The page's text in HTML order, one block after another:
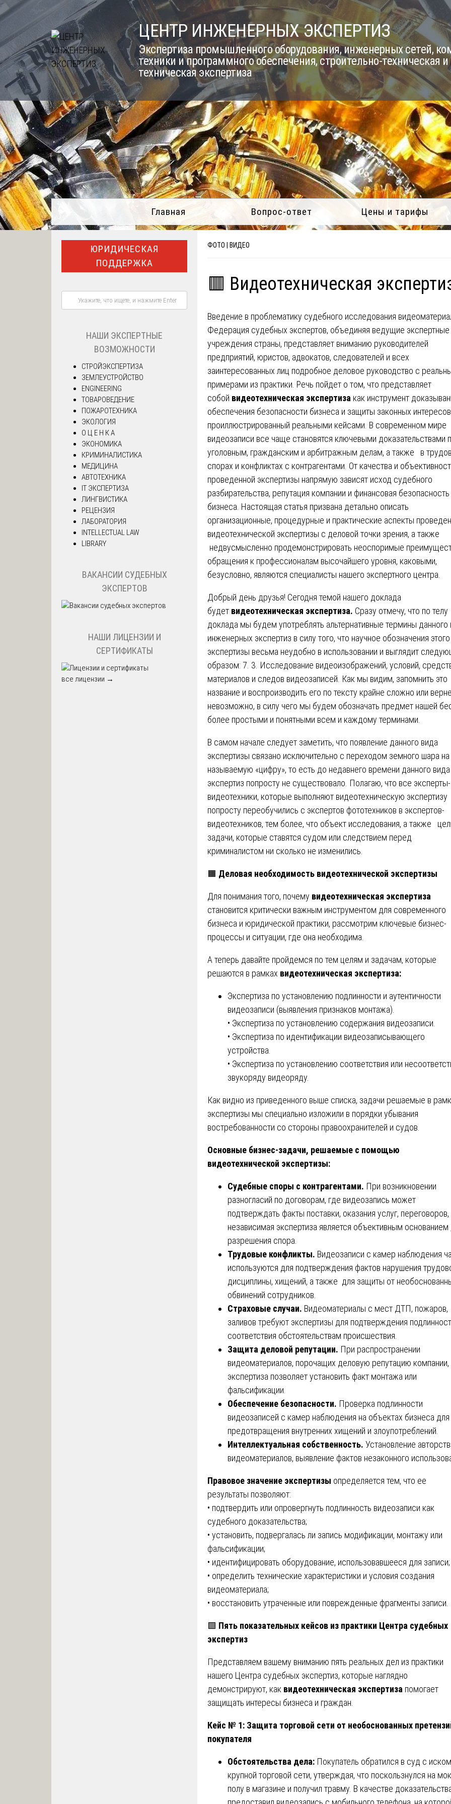
Skip
to
content
ЦЕНТР ИНЖЕНЕРНЫХ ЭКСПЕРТИЗ
Экспертиза промышленного оборудования, инженерных сетей,
техники и программного обеспечения, строительно-техническая
техническая экспертиза
Главная Вопрос-ответ Цены и тарифы
ФОТО | ВИДЕО
🟥 Видеотехническая
Введение в проблематику судебного исследования
Федерация судебных экспертов, объединяя ведущие экспертные
учреждения страны, представляет вниманию руководителей
предприятий, юристов, адвокатов, следователей и всех
заинтересованных лиц подробное деловое руководство с
примерами из практики. Речь пойдет о том, что представляет
собой видеотехническая экспертиза как инструмент
обеспечения безопасности бизнеса и защиты законных
проиллюстрированный реальными кейсами. В современном мире
видеозаписи все чаще становятся ключевыми доказательствами
уголовным, гражданским и арбитражным делам, а также в
спорах и конфликтах с контрагентами. От качества и
проведенной экспертизы напрямую зависят исход судебного
разбирательства, репутация компании и финансовая безопасность
бизнеса. Настоящая статья призвана детально описать
организационные, процедурные и практические аспекты
видеотехнической экспертизы с деловой точки зрения, а также
недвусмысленно продемонстрировать неоспоримые
обращения к профессионалам высочайшего уровня, каковыми,
безусловно, являются специалисты нашего экспертного центра.
Добрый день друзья! Сегодня темой нашего доклада
будет видеотехническая экспертиза. Сразу отмечу, что по телу
доклада мы будем употреблять альтернативные термины данного
инженерных экспертиз в силу того, что научное обозначения
экспертизы весьма неудобно в использовании и выглядит
образом: 7. 3. Исследование видеоизображений, условий,
материалов и следов видеозаписей. Как мы видим, запомнить это
название и воспроизводить его по тексту крайне сложно или
невозможно, в силу чего мы будем обозначать предмет нашей
более простыми и понятными всем и каждому терминами.
В самом начале следует заметить, что появление данного вида
экспертизы связано исключительно с переходом земного шара на
называемую «цифру», то есть до недавнего времени данного вида
экспертиз попросту не существовало. Полагаю, что все эксперты-
видеотехники, которые выполняют видеотехническую экспертизу
попросту переобучились с экспертов фототехников в экспертов-
видеотехников, тем более, что объект исследования, а также
задачи, которые ставятся судом или следствием перед
криминалистом ни сколько не изменились.
🟧 Деловая необходимость видеотехнической экспертизы
Для понимания того, почему видеотехническая экспертиза
становится критически важным инструментом для современного
бизнеса и юридической практики, рассмотрим ключевые бизнес-
процессы и ситуации, где она необходима.
А теперь давайте пройдемся по тем целям и задачам, которые
решаются в рамках видеотехническая экспертиза:
Экспертиза по установлению подлинности и аутентичности
видеозаписи (выявления признаков монтажа).
• Экспертиза по установлению содержания видеозаписи.
• Экспертиза по идентификации видеозаписывающего
устройства.
• Экспертиза по установлению соответствия или
звукоряду видеоряду.
Как видно из приведенного выше списка, задачи решаемые в
экспертизы мы специально изложили в порядки убывания
востребованности со стороны правоохранителей и судов.
Основные бизнес-задачи, решаемые с помощью
видеотехнической экспертизы:
Судебные споры с контрагентами. При возникновении
разногласий по договорам, где видеозапись может
подтверждать факты поставки, оказания услуг, переговоров,
независимая экспертиза является объективным основанием
разрешения спора.
Трудовые конфликты. Видеозаписи с камер наблюдения
используются для подтверждения фактов нарушения
дисциплины, хищений, а также для защиты от
обвинений сотрудников.
Страховые случаи. Видеоматериалы с мест ДТП, пожаров,
заливов требуют экспертизы для подтверждения
соответствия обстоятельствам происшествия.
Защита деловой репутации. При распространении
видеоматериалов, порочащих деловую репутацию компании,
экспертиза позволяет установить факт монтажа или
фальсификации.
Обеспечение безопасности. Проверка подлинности
видеозаписей с камер наблюдения на объектах бизнеса для
предотвращения внутренних хищений и злоупотреблений.
Интеллектуальная собственность. Установление
видеоматериалов, выявление фактов незаконного
Правовое значение экспертизы определяется тем, что ее
результаты позволяют:
• подтвердить или опровергнуть подлинность видеозаписи как
судебного доказательства;
• установить, подвергалась ли запись модификации, монтажу или
фальсификации;
• идентифицировать оборудование, использовавшееся для записи;
• определить технические характеристики и условия создания
видеоматериала;
• восстановить утраченные или поврежденные фрагменты записи.
🟩 Пять показательных кейсов из практики Центра судебных
экспертиз
Представляем вашему вниманию пять реальных дел из практики
нашего Центра судебных экспертиз, которые наглядно
демонстрируют, как видеотехническая экспертиза помогает
защищать интересы бизнеса и граждан.
Кейс № 1: Защита торговой сети от необоснованных
покупателя
Обстоятельства дела: Покупатель обратился в суд с
крупной торговой сети, утверждая, что поскользнулся на
полу в магазине и получил травму. В качестве
ЮРИДИЧЕСКАЯ
ПОДДЕРЖКА
НАШИ ЭКСПЕРТНЫЕ
ВОЗМОЖНОСТИ
СТРОЙЭКСПЕРТИЗА
ЗЕМЛЕУСТРОЙСТВО
ENGINEERING
ТОВАРОВЕДЕНИЕ
ПОЖАРОТЕХНИКА
ЭКОЛОГИЯ
О Ц Е Н К А
ЭКОНОМИКА
КРИМИНАЛИСТИКА
МЕДИЦИНА
АВТОТЕХНИКА
IT ЭКСПЕРТИЗА
ЛИНГВИСТИКА
РЕЦЕНЗИЯ
ЛАБОРАТОРИЯ
INTELLECTUAL LAW
LIBRARY
ВАКАНСИИ СУДЕБНЫХ
ЭКСПЕРТОВ
НАШИ ЛИЦЕНЗИИ И
СЕРТИФИКАТЫ
все лицензии →